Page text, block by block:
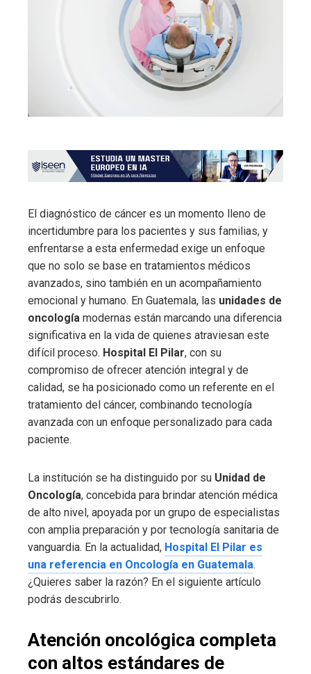
El diagnóstico de cáncer es un momento lleno de
incertidumbre para los pacientes y sus familias, y
enfrentarse a esta enfermedad exige un enfoque
que no solo se base en tratamientos médicos
avanzados, sino también en un acompañamiento
emocional y humano. En Guatemala, las unidades de
oncología modernas están marcando una diferencia
significativa en la vida de quienes atraviesan este
difícil proceso. Hospital El Pilar, con su
compromiso de ofrecer atención integral y de
calidad, se ha posicionado como un referente en el
tratamiento del cáncer, combinando tecnología
avanzada con un enfoque personalizado para cada
paciente.
La institución se ha distinguido por su Unidad de
Oncología, concebida para brindar atención médica
de alto nivel, apoyada por un grupo de especialistas
con amplia preparación y por tecnología sanitaria de
vanguardia. En la actualidad, Hospital El Pilar es
una referencia en Oncología en Guatemala.
¿Quieres saber la razón? En el siguiente artículo
podrás descubrirlo.
Atención oncológica completa
con altos estándares de